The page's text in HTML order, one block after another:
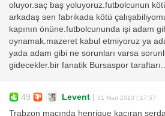
oluyor.saç baş yoluyoruz.futbolcunun
arkadaş sen fabrikada kötü
kapının önüne.futbolcununda işi adam
oynamak.mazeret kabul etmiyoruz ya
yada adam gibi ne sorunları varsa
gidecekler.bir fanatik Bursaspor
49 Levent | 31 Mart 2013 | 17:57
Trabzon maçında henrique kaçıran